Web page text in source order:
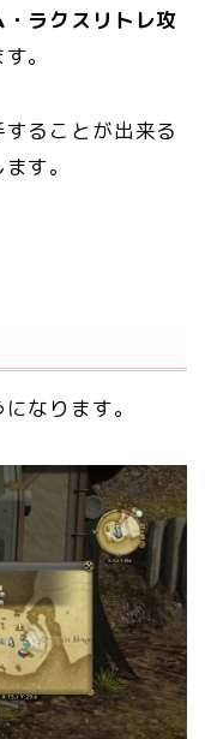
ラクスリトレ攻
。
ることが出来る
す。
なります。